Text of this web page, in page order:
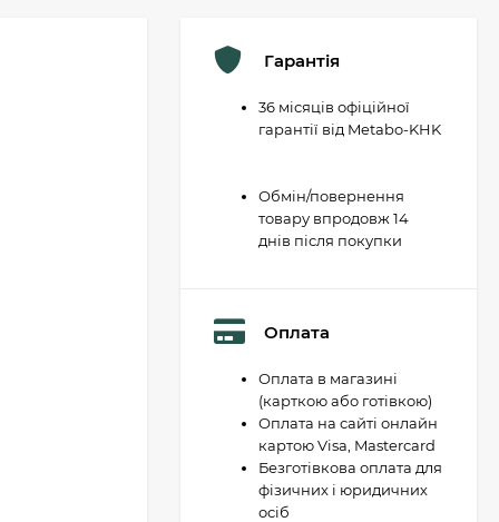
Гарантія
36 місяців офіційної
гарантії від Metabo-KHK
Обмін/повернення
товару впродовж 14
днів після покупки
Оплата
Оплата в магазині
(карткою або готівкою)
Оплата на сайті онлайн
картою Visa, Mastercard
Безготівкова оплата для
фізичних і юридичних
осіб